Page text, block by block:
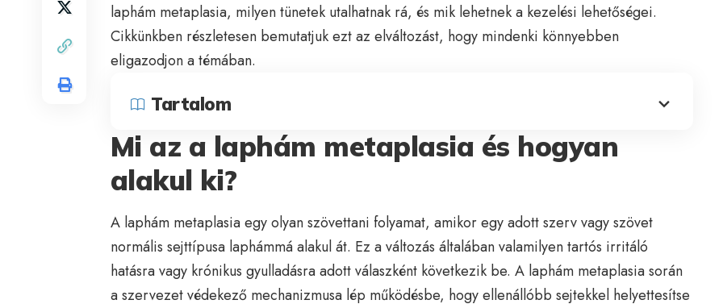
laphám metaplasia, milyen tünetek utalhatnak rá, és mik lehetnek a kezelési lehetőségei.
Cikkünkben részletesen bemutatjuk ezt az elváltozást, hogy mindenki könnyebben
eligazodjon a témában.
Tartalom
Mi az a laphám metaplasia és hogyan
alakul ki?
A laphám metaplasia egy olyan szövettani folyamat, amikor egy adott szerv vagy szövet
normális sejttípusa laphámmá alakul át. Ez a változás általában valamilyen tartós irritáló
hatásra vagy krónikus gyulladásra adott válaszként következik be. A laphám metaplasia során
a szervezet védekező mechanizmusa lép működésbe, hogy ellenállóbb sejtekkel helyettesítse